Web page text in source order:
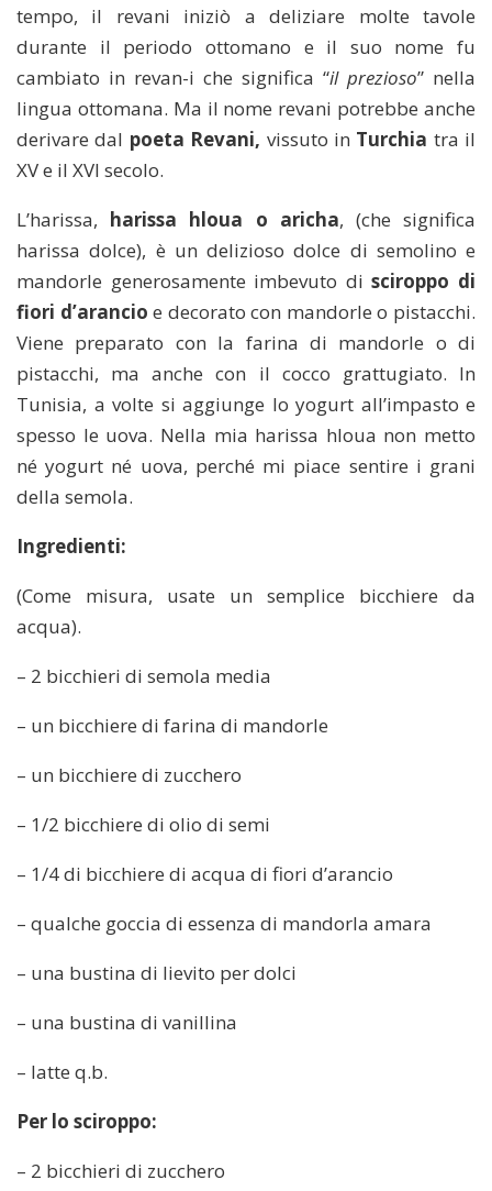
tempo, il revani iniziò a deliziare molte tavole
durante il periodo ottomano e il suo nome fu
cambiato in revan-i che significa “il prezioso” nella
lingua ottomana. Ma il nome revani potrebbe anche
derivare dal poeta Revani, vissuto in Turchia tra il
XV e il XVI secolo.
L’harissa, harissa hloua o aricha, (che significa
harissa dolce), è un delizioso dolce di semolino e
mandorle generosamente imbevuto disciroppo di
fiori d’arancio e decorato con mandorle o pistacchi.
Viene preparato con la farina di mandorle o di
pistacchi, ma anche con il cocco grattugiato. In
Tunisia, a volte si aggiunge lo yogurt all’impasto e
spesso le uova. Nella mia harissa hloua non metto
né yogurt né uova, perché mi piace sentire i grani
della semola.
Ingredienti:
(Come misura, usate un semplice bicchiere da
acqua).
– 2 bicchieri di semola media
– un bicchiere di farina di mandorle
– un bicchiere di zucchero
– 1/2 bicchiere di olio di semi
– 1/4 di bicchiere di acqua di fiori d’arancio
– qualche goccia di essenza di mandorla amara
– una bustina di lievito per dolci
– una bustina di vanillina
– latte q.b.
Per lo sciroppo:
– 2 bicchieri di zucchero